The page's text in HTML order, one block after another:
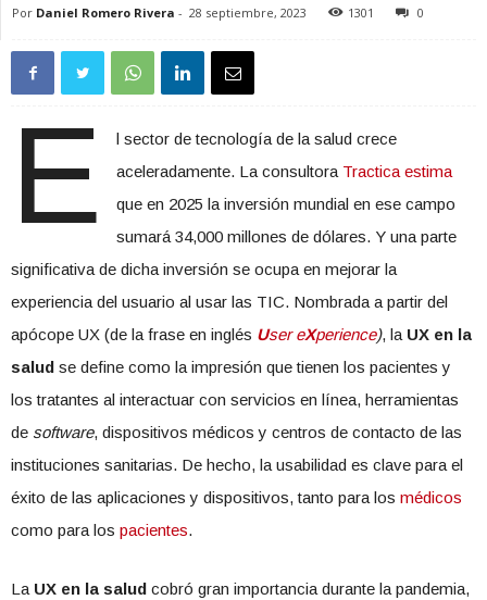
Por Daniel Romero Rivera - 28 septiembre, 2023 1301 0
E
l sector de tecnología de la salud crece
aceleradamente. La consultora Tractica estima
que en 2025 la inversión mundial en ese campo
sumará 34,000 millones de dólares. Y una parte
significativa de dicha inversión se ocupa en mejorar la
experiencia del usuario al usar las TIC. Nombrada a partir del
apócope UX (de la frase en inglés User eXperience), la UX en la
salud se define como la impresión que tienen los pacientes y
los tratantes al interactuar con servicios en línea, herramientas
de software, dispositivos médicos y centros de contacto de las
instituciones sanitarias. De hecho, la usabilidad es clave para el
éxito de las aplicaciones y dispositivos, tanto para los médicos
como para los pacientes.
La UX en la salud cobró gran importancia durante la pandemia,